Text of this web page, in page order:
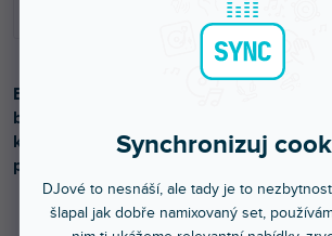
Synchronizuj
DJové to nesnáší, ale tady je to
šlapal jak dobře namixovaný set,
Bezdrátový mikrofonní systém skládající
bezdrátového bodypack mikrofonu a
který lze připojit přímo k zesilovačům,
procesorům, DJ mixážním pultům a